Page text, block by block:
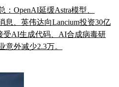
：OpenAI延缓Astra模型、
息、英伟达向Lancium投资30亿
受AI生成代码、AI合成病毒研
意外减少2.3万。